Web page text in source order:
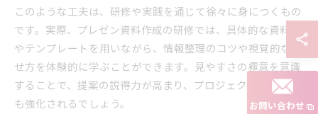
このような工夫は、研修や実践を通じて徐々に身につくもの
です。実際、プレゼン資料作成の研修では、具体的な資料例
やテンプレートを用いながら、情報整理のコツや視覚的な見
せ方を体験的に学ぶことができます。見やすさの極意を意識
することで、提案の説得力が高まり、プロジェクトの推進力
も強化されるでしょう。
お問い合わせ